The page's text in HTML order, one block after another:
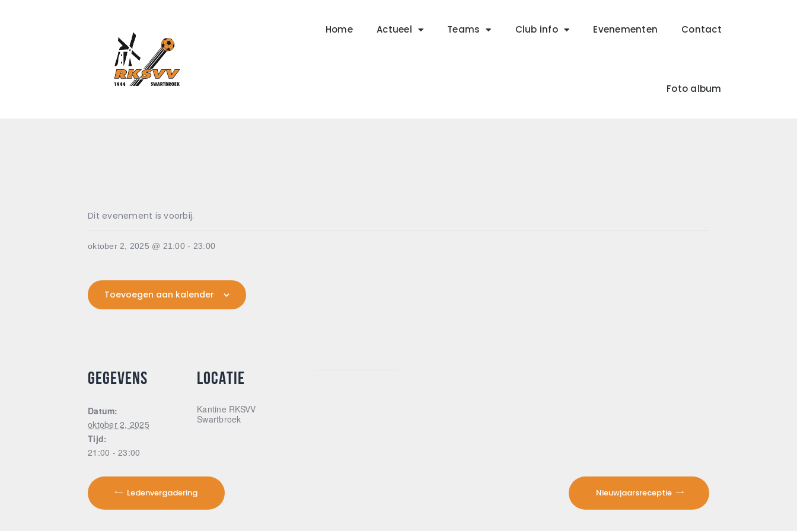
Home Actueel Teams Club info Evenementen Contact
Foto album
Actueel
Dit evenement is voorbij.
oktober 2, 2025 @ 21:00- 23:00
Toevoegen aan kalender
GEGEVENS
Datum:
oktober 2, 2025
Tijd:
21:00 - 23:00
LOCATIE
Kantine RKSVV
Swartbroek
Ledenvergadering Nieuwjaarsreceptie